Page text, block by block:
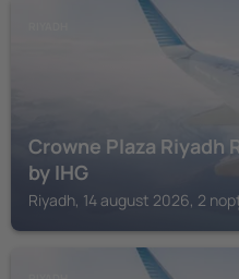
Crowne Plaza Riyadh
by IHG
Riyadh, 14 august 2026, 2